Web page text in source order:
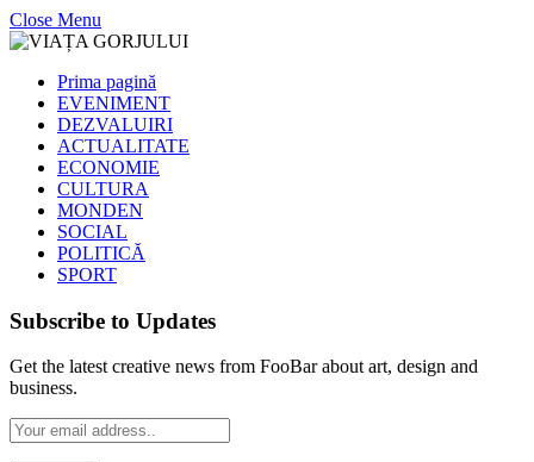
Close Menu
Prima pagină
EVENIMENT
DEZVALUIRI
ACTUALITATE
ECONOMIE
CULTURA
MONDEN
SOCIAL
POLITICĂ
SPORT
Subscribe to Updates
Get the latest creative news from FooBar about art, design and
business.